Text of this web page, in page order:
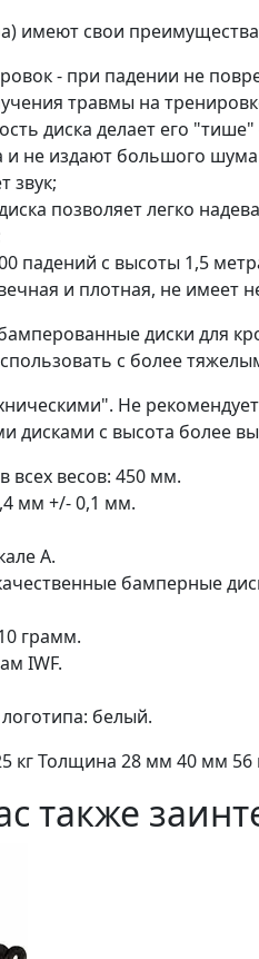
имеют свои
- при падении не
травмы на
диска делает его
и не издают большого
звук;
позволяет легко
падений с высоты 1,5
и плотная, не имеет
диски для
с более
Не
с высота более
всех весов: 450 мм.
мм +/- 0,1 мм.
А.
бамперные
грамм.
IWF.
белый.
25 кг Толщина 28 мм 40 мм
также